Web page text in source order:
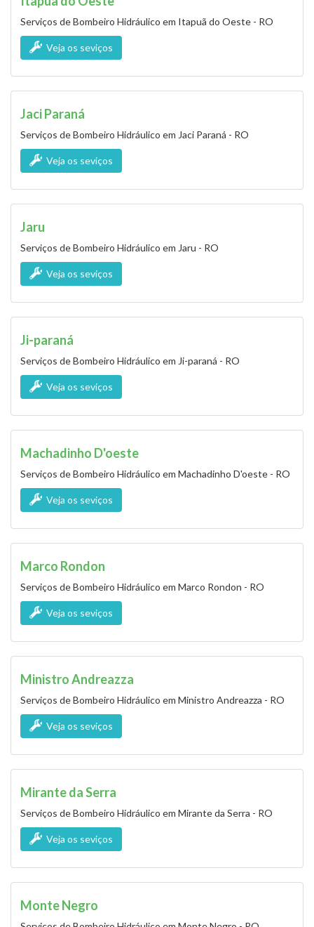
Serviços de Bombeiro Hidráulico em Itapuã do Oeste - RO
Veja os seviços
Jaci Paraná
Serviços de Bombeiro Hidráulico em Jaci Paraná - RO
Veja os seviços
Jaru
Serviços de Bombeiro Hidráulico em Jaru - RO
Veja os seviços
Ji-paraná
Serviços de Bombeiro Hidráulico em Ji-paraná - RO
Veja os seviços
Machadinho D'oeste
Serviços de Bombeiro Hidráulico em Machadinho D'oeste - RO
Veja os seviços
Marco Rondon
Serviços de Bombeiro Hidráulico em Marco Rondon - RO
Veja os seviços
Ministro Andreazza
Serviços de Bombeiro Hidráulico em Ministro Andreazza - RO
Veja os seviços
Mirante da Serra
Serviços de Bombeiro Hidráulico em Mirante da Serra - RO
Veja os seviços
Monte Negro